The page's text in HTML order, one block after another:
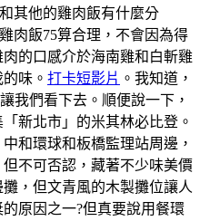
其他的雞肉飯有什麼分
肉飯75算合理，不會因為得
的口感介於海南雞和白斬雞
味。 打卡短影片 。我知道，
我們看下去。順便說一下，
新北市」的米其林必比登。
和環球和板橋監理站周邊，
不可否認，藏著不少味美價
，但文青風的木製攤位讓人
原因之一?但真要說用餐環